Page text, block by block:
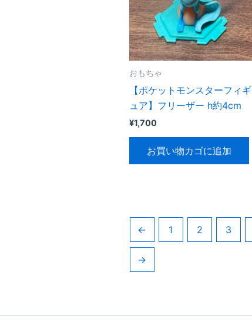
おもちゃ
【ポケットモンスターフィギ
ュア】フリーザー h約4cm
¥1,700
お買い物カゴに追加
← 1 2 3
→